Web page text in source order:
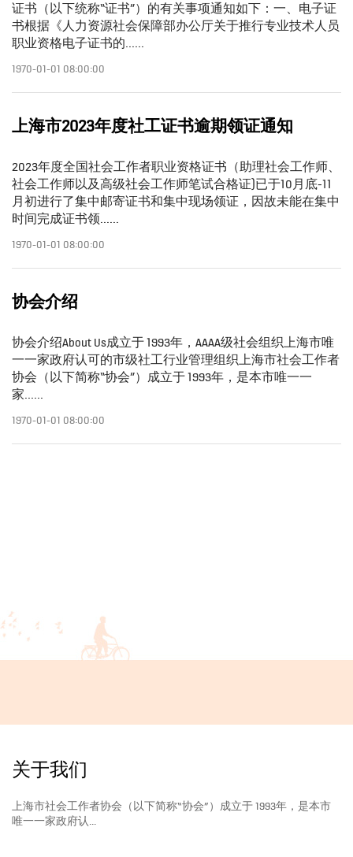
证书（以下统称“证书”）的有关事项通知如下：一、电子证
书根据《人力资源社会保障部办公厅关于推行专业技术人员
职业资格电子证书的......
1970-01-01 08:00:00
上海市2023年度社工证书逾期领证通知
2023年度全国社会工作者职业资格证书（助理社会工作师、
社会工作师以及高级社会工作师笔试合格证)已于10月底-11
月初进行了集中邮寄证书和集中现场领证，因故未能在集中
时间完成证书领......
1970-01-01 08:00:00
协会介绍
协会介绍About Us成立于 1993年，AAAA级社会组织上海市唯
一一家政府认可的市级社工行业管理组织上海市社会工作者
协会（以下简称“协会”）成立于 1993年，是本市唯一一
家......
1970-01-01 08:00:00
关于我们
上海市社会工作者协会（以下简称“协会”）成立于 1993年，是本市
唯一一家政府认...